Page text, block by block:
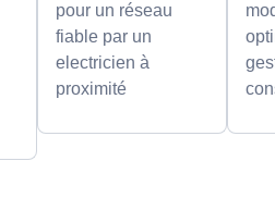
pour un réseau
fiable par un
electricien à
proximité